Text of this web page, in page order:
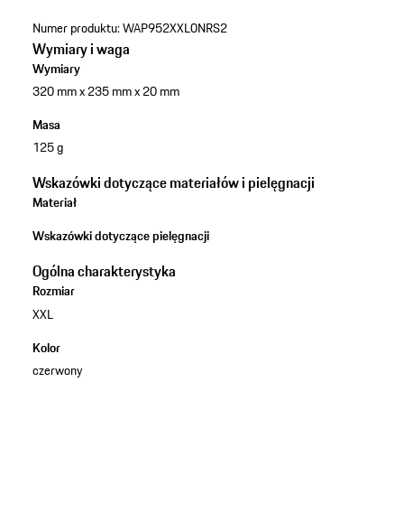
Numer produktu:WAP952XXL0NRS2
Wymiary i waga
Wymiary
320 mm x 235 mm x 20 mm
Masa
125 g
Wskazówki dotyczące materiałów i pielęgnacji
Materiał
Wskazówki dotyczące pielęgnacji
Ogólna charakterystyka
Rozmiar
XXL
Kolor
czerwony